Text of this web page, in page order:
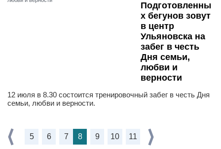
Подготовленны
х бегунов зовут
в центр
Ульяновска на
забег в честь
Дня семьи,
любви и
верности
12 июля в 8.30 состоится тренировочный забег в честь Дня
семьи, любви и верности.
5 6 7 8 9 10 11